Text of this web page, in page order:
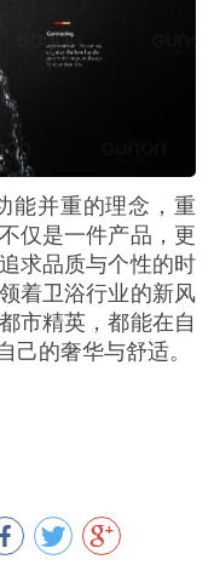
能并重的理念，重
仅是一件产品，更
求品质与个性的时
着卫浴行业的新风
市精英，都能在自
己的奢华与舒适。